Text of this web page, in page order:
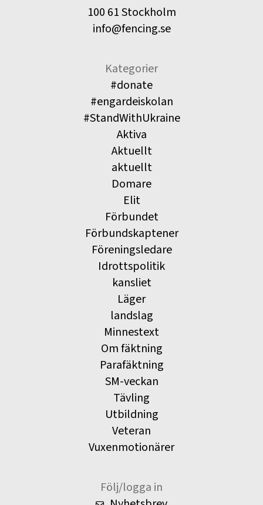
100 61 Stockholm
info@fencing.se
Kategorier
#donate
#engardeiskolan
#StandWithUkraine
Aktiva
Aktuellt
aktuellt
Domare
Elit
Förbundet
Förbundskaptener
Föreningsledare
Idrottspolitik
kansliet
Läger
landslag
Minnestext
Om fäktning
Parafäktning
SM-veckan
Tävling
Utbildning
Veteran
Vuxenmotionärer
Följ/logga in